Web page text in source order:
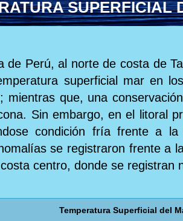
SUPERFICIAL
de Perú, al norte de costa de
superficial mar en
mientras que, una
Sin embargo, en el litoral
condición fría frente a
se registraron frente a
centro, donde se registran
Temperatura Superficial del